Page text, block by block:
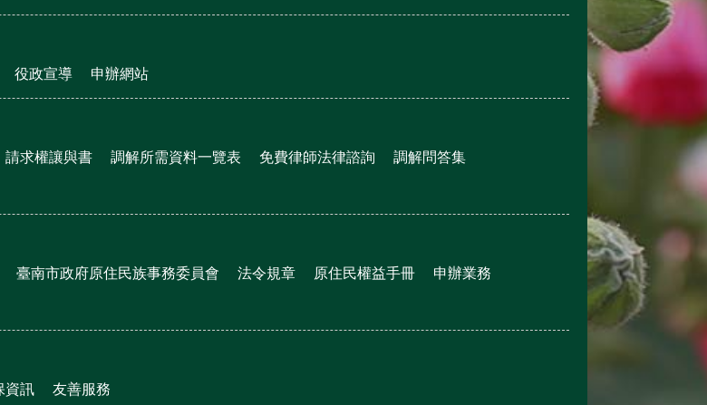
役政宣導 申辦網站
請求權讓與書 調解所需資料一覽表 免費律師法律諮詢 調解問答集
臺南市政府原住民族事務委員會 法令規章 原住民權益手冊 申辦業務
資訊 友善服務